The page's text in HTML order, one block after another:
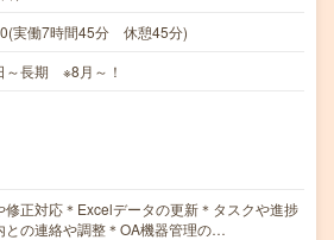
実働7時間45分 休憩45分)
～長期 ※8月～！
修正対応＊Excelデータの更新＊タスクや進捗
との連絡や調整＊OA機器管理の…